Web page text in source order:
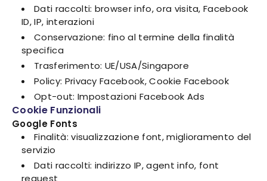
Dati raccolti: browser info, ora visita, Facebook
ID, IP, interazioni
Conservazione: fino al termine della finalità
specifica
Trasferimento: UE/USA/Singapore
Policy: Privacy Facebook, Cookie Facebook
Opt-out: Impostazioni Facebook Ads
Cookie Funzionali
Google Fonts
Finalità: visualizzazione font, miglioramento del
servizio
Dati raccolti: indirizzo IP, agent info, font
request